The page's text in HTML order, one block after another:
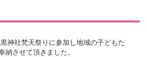
神社梵天祭りに参加し地域の子どもた
納させて頂きました。